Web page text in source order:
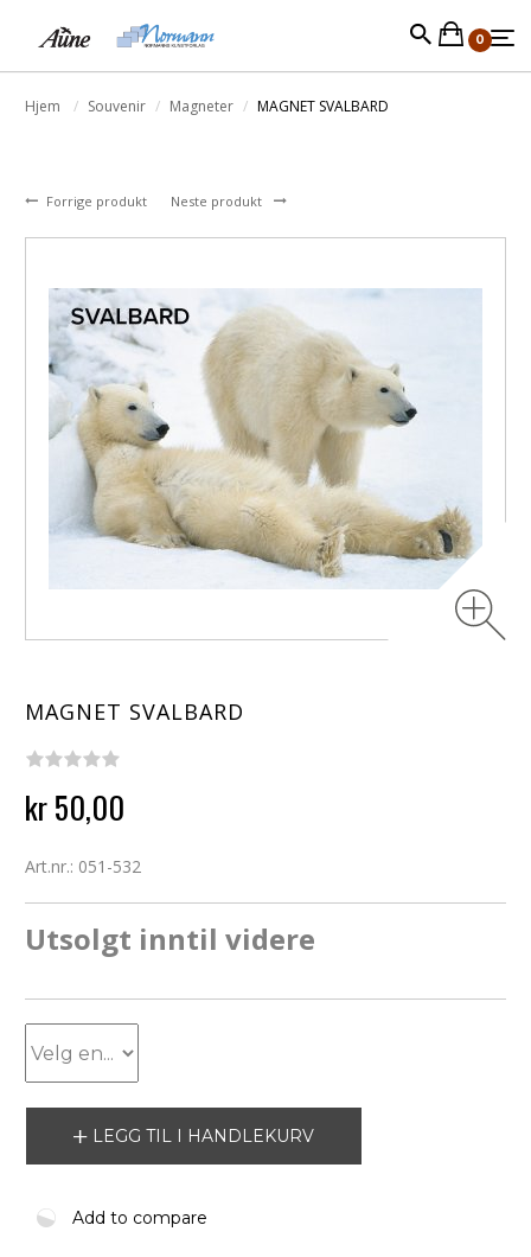
0
Hjem Souvenir Magneter MAGNET SVALBARD
Forrige produkt Neste produkt
MAGNET SVALBARD
kr 50,00
Art.nr.: 051-532
Utsolgt inntil videre
LEGG TIL I HANDLEKURV
Add to compare